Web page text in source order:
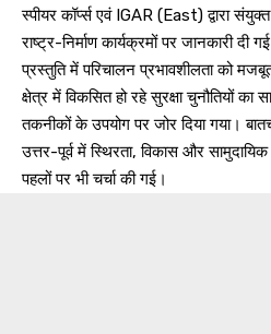
स्पीयर कॉर्प्स एवं IGAR (East) द्वारा
राष्ट्र-निर्माण कार्यक्रमों पर जानकारी दी
प्रस्तुति में परिचालन प्रभावशीलता को
क्षेत्र में विकसित हो रहे सुरक्षा चुनौतियों
तकनीकों के उपयोग पर जोर दिया गया।
उत्तर-पूर्व में स्थिरता, विकास और
पहलों पर भी चर्चा की गई।